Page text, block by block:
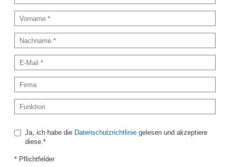
Ja, ich habe die Datenschutzrichtliniegelesen und akzeptiere
diese.*
* Pflichtfelder